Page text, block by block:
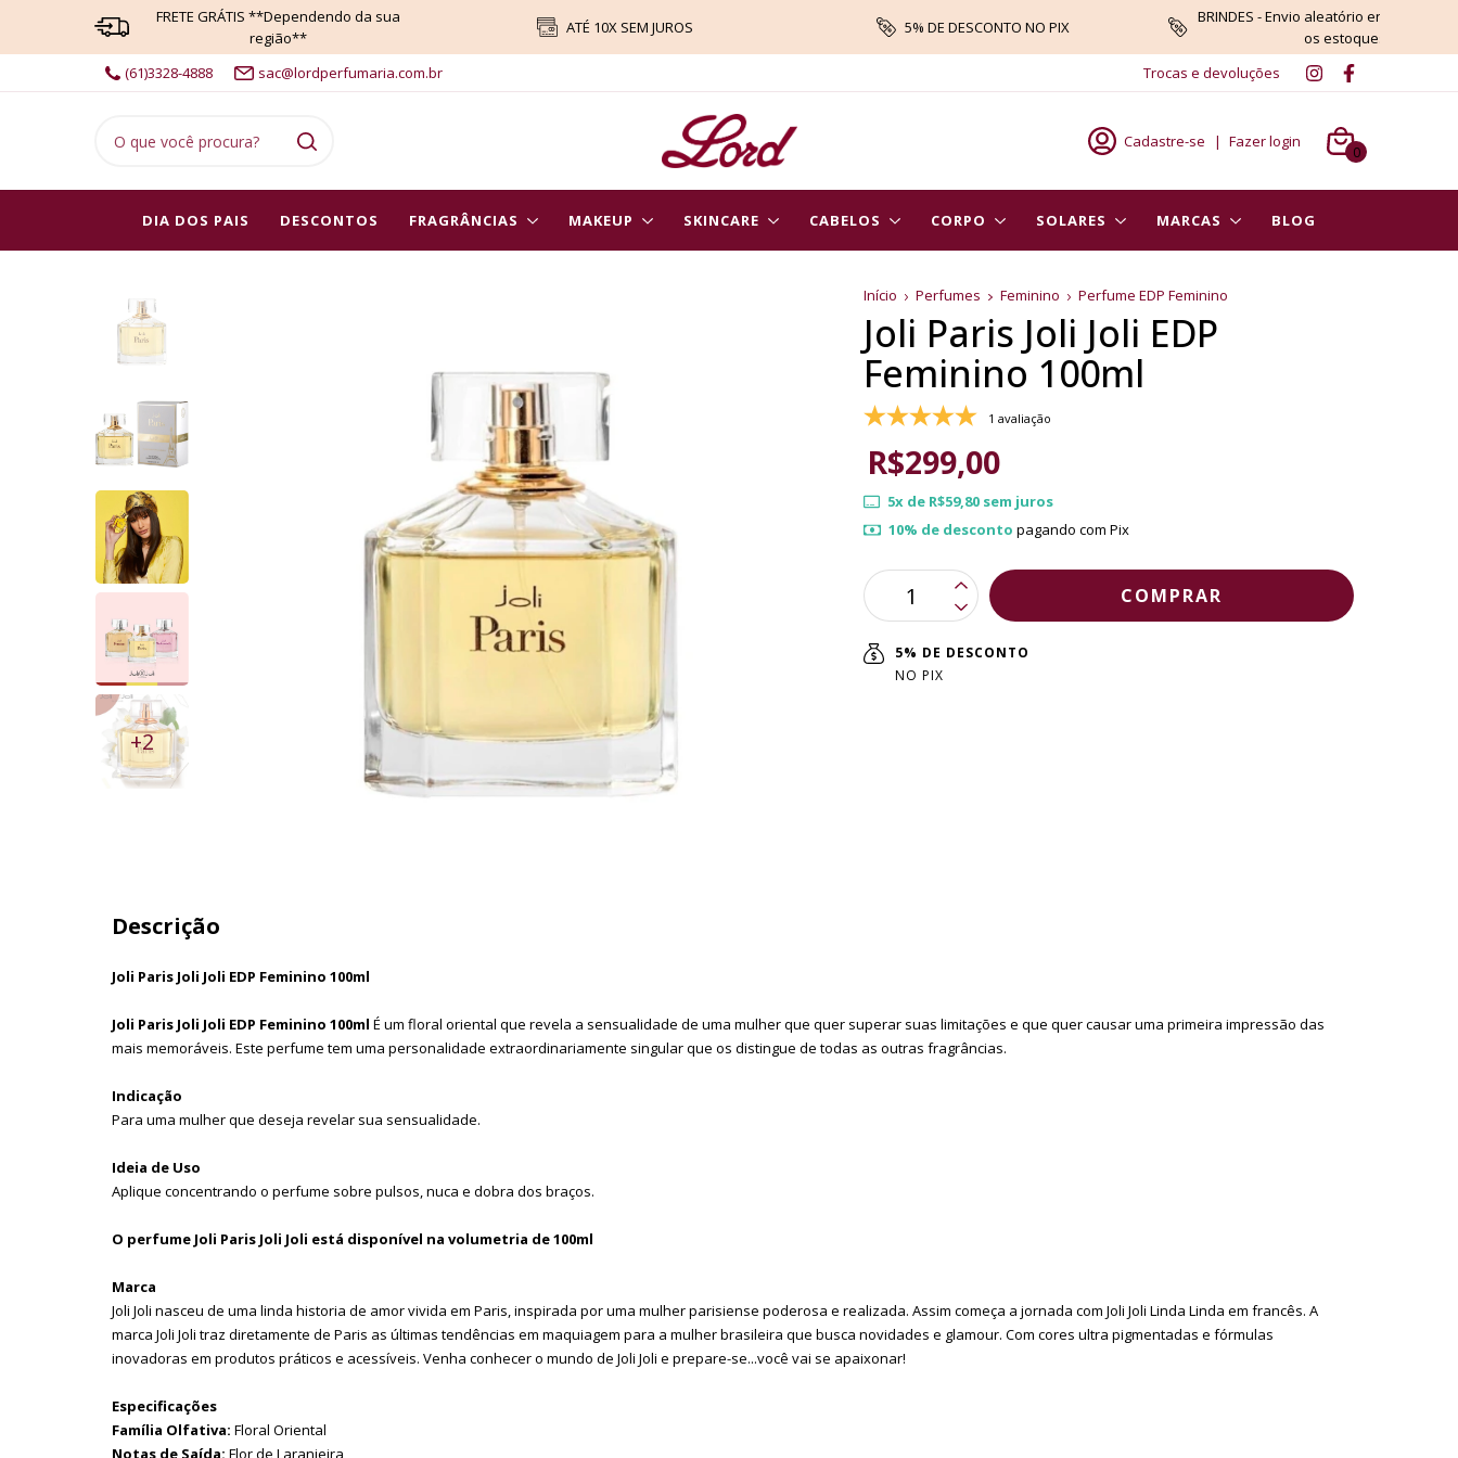
FRETE GRÁTIS **Dependendo da sua
região**
ATÉ 10X SEM JUROS 5% DE DESCONTO NO PIX
BRINDES - Envio aleatório enquanto
os estoques
(61)3328-4888
sac@lordperfumaria.com.br Trocas e devoluções
Cadastre-se | Fazer login
0
DIA DOS PAIS DESCONTOS FRAGRÂNCIAS MAKEUP SKINCARE CABELOS CORPO SOLARES MARCAS BLOG
+2
Início Perfumes Feminino Perfume EDP Feminino
Joli Paris Joli Joli EDP
Feminino 100ml
1 avaliação
R$299,00
5x de R$59,80sem juros
10% de desconto pagando com Pix
5% DE DESCONTO
NO PIX
Descrição
Joli Paris Joli Joli EDP Feminino 100ml
Joli Paris Joli Joli EDP Feminino 100ml É um floral oriental que revela a sensualidade de uma mulher que quer superar suas limitações e que quer causar uma primeira impressão das
mais memoráveis. Este perfume tem uma personalidade extraordinariamente singular que os distingue de todas as outras fragrâncias.
Indicação
Para uma mulher que deseja revelar sua sensualidade.
Ideia de Uso
Aplique concentrando o perfume sobre pulsos, nuca e dobra dos braços.
O perfume Joli Paris Joli Joli está disponível na volumetria de 100ml
Marca
Joli Joli nasceu de uma linda historia de amor vivida em Paris, inspirada por uma mulher parisiense poderosa e realizada. Assim começa a jornada com Joli Joli Linda Linda em francês. A
marca Joli Joli traz diretamente de Paris as últimas tendências em maquiagem para a mulher brasileira que busca novidades e glamour. Com cores ultra pigmentadas e fórmulas
inovadoras em produtos práticos e acessíveis. Venha conhecer o mundo de Joli Joli e prepare-se...você vai se apaixonar!
Especificações
Família Olfativa: Floral Oriental
Notas de Saída: Flor de Laranjeira